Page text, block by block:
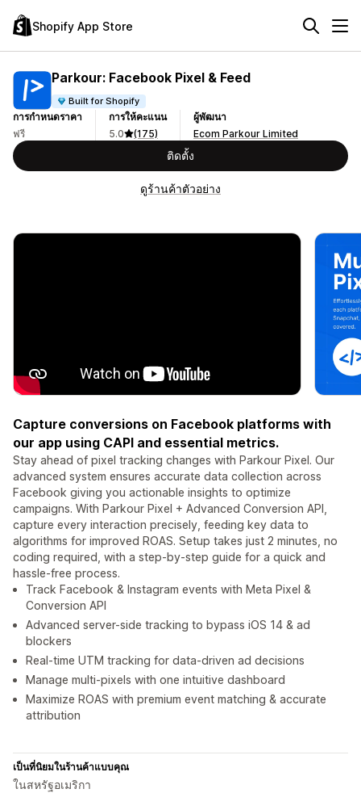
Shopify App Store
Parkour: Facebook Pixel & Feed
Built for Shopify
การกำหนดราคา
ฟรี
การให้คะแนน
5.0
(175)
ผู้พัฒนา
Ecom Parkour Limited
ติดตั้ง
ดูร้านค้าตัวอย่าง
Capture conversions on Facebook platforms with
our app using CAPI and essential metrics.
Stay ahead of pixel tracking changes with Parkour Pixel. Our
advanced system ensures accurate data collection across
Facebook giving you actionable insights to optimize
campaigns. With Parkour Pixel + Advanced Conversion API,
capture every interaction precisely, feeding key data to
algorithms for improved ROAS. Setup takes just 2 minutes, no
coding required, with a step-by-step guide for a quick and
hassle-free process.
Track Facebook & Instagram events with Meta Pixel &
Conversion API
Advanced server-side tracking to bypass iOS 14 & ad
blockers
Real-time UTM tracking for data-driven ad decisions
Manage multi-pixels with one intuitive dashboard
Maximize ROAS with premium event matching & accurate
attribution
เป็นที่นิยมในร้านค้าแบบคุณ
ในสหรัฐอเมริกา